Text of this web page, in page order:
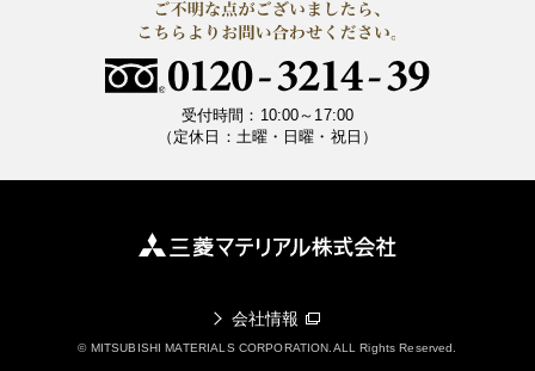
受付時間：10:00～17:00
（定休日：土曜・日曜・祝日）
会社情報
© MITSUBISHI MATERIALS CORPORATION.ALL Rights Reserved.